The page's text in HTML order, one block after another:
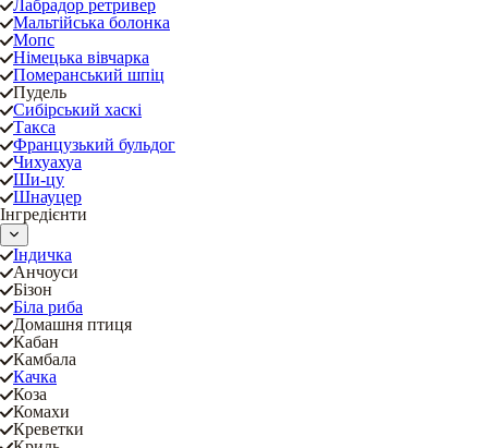
Лабрадор ретривер
Мальтійська болонка
Мопс
Німецька вівчарка
Померанський шпіц
Пудель
Сибірський хаскі
Такса
Французький бульдог
Чихуахуа
Ши-цу
Шнауцер
Інгредієнти
Індичка
Анчоуси
Бізон
Біла риба
Домашня птиця
Кабан
Камбала
Качка
Коза
Комахи
Креветки